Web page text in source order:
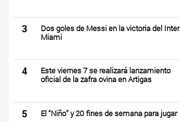
3
Dos goles de Messi en la victoria del Inter
Miami
4
Este viernes 7 se realizará lanzamiento
oficial de la zafra ovina en Artigas
5 El “Niño” y 20 fines de semana para jugar